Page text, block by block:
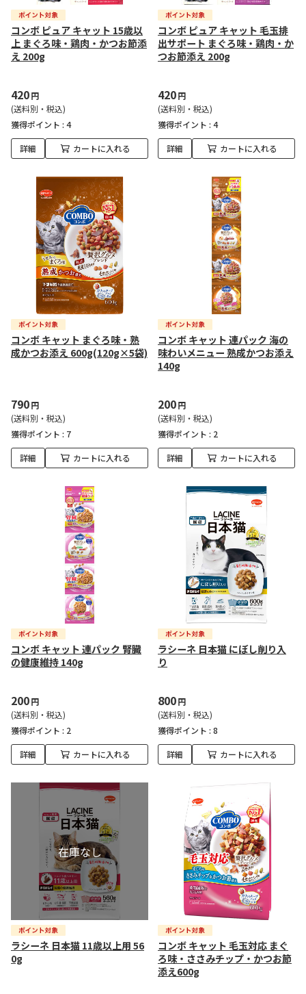
コンボ ピュア キャット 15歳以
上 まぐろ味・鶏肉・かつお節添
え 200g
420円
(送料別・税込)
獲得ポイント : 4
詳細 カートに入れる
コンボ ピュア キャット 毛玉排
出サポート まぐろ味・鶏肉・か
つお節添え 200g
420円
(送料別・税込)
獲得ポイント : 4
詳細 カートに入れる
コンボ キャット まぐろ味・熟
成かつお添え 600g(120g×5袋)
790円
(送料別・税込)
獲得ポイント : 7
詳細 カートに入れる
コンボ キャット 連パック 海の
味わいメニュー 熟成かつお添え
140g
200円
(送料別・税込)
獲得ポイント : 2
詳細 カートに入れる
コンボ キャット 連パック 腎臓
の健康維持 140g
200円
(送料別・税込)
獲得ポイント : 2
詳細 カートに入れる
ラシーネ 日本猫 にぼし削り入
り
800円
(送料別・税込)
獲得ポイント : 8
詳細 カートに入れる
ラシーネ 日本猫 11歳以上用 56
0g
コンボ キャット 毛玉対応 まぐ
ろ味・ささみチップ・かつお節
添え600g